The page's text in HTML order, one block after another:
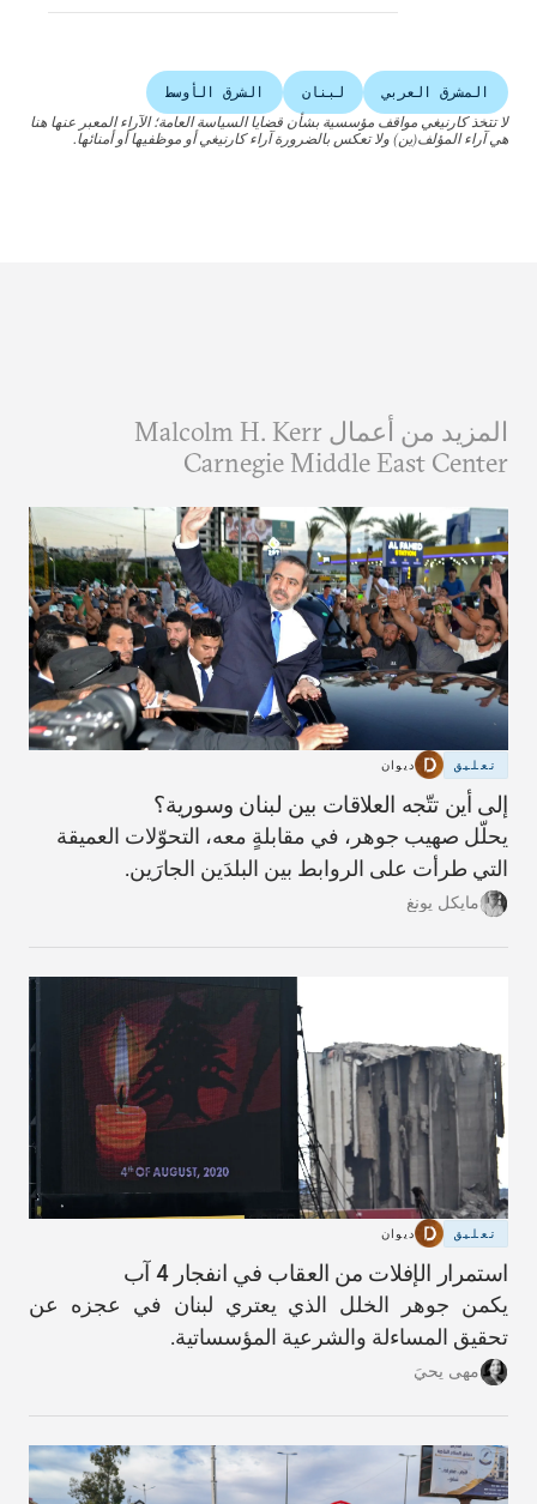
المشرق العربي لبنان
الشرق الأوسط
لا تتخذ كارنيغي مواقف مؤسسية بشأن قضايا السياسة العامة؛ الآراء المعبر عنها هنا
هي آراء المؤلف(ين) ولا تعكس بالضرورة آراء كارنيغي أو موظفيها أو أمنائها.
المزيد من أعمال Malcolm H. Kerr
Carnegie Middle East Center
تعليق ديوان
إلى أين تتّجه العلاقات بين لبنان وسورية؟
يحلّل صهيب جوهر، في مقابلةٍ معه، التحوّلات العميقة
التي طرأت على الروابط بين البلدَين الجارَين.
مايكل يونغ
تعليق ديوان
استمرار الإفلات من العقاب في انفجار 4 آب
يكمن جوهر الخلل الذي يعتري لبنان في عجزه عن
تحقيق المساءلة والشرعية المؤسساتية.
مهى يحيَ